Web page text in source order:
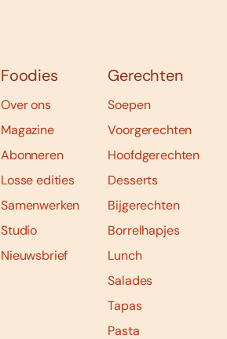
Foodies
Over ons
Magazine
Abonneren
Losse edities
Samenwerken
Studio
Nieuwsbrief
Gerechten
Soepen
Voorgerechten
Hoofdgerechten
Desserts
Bijgerechten
Borrelhapjes
Lunch
Salades
Tapas
Pasta